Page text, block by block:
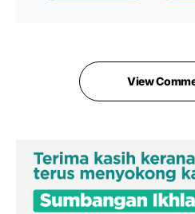
View